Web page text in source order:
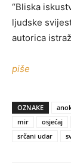
“Bliska
ljudske
autorica
piše
OZNAKE
mir
osjećaj
srčani udar